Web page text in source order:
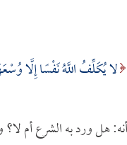
لا يُكَلِّفُ اللَّهُ نَفْسًا إِلَّا
هل ورد به الشرع أم